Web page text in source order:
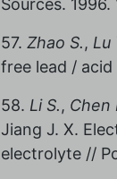
57. Zhao S., Lu
free lead / acid
58. Li S., Chen
Jiang J. X.
electrolyte //